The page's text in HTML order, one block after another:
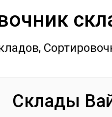
Склады